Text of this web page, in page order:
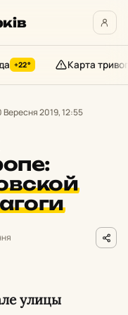
+22° Карта тривог
Вересня 2019, 12:55
улицы